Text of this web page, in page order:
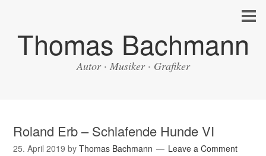
Thomas Bachmann
Autor · Musiker · Grafiker
Roland Erb – Schlafende Hunde VI
25. April 2019 byThomas Bachmann Leave a Comment